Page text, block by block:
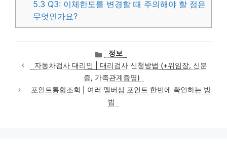
5.3 Q3: 이체한도를 변경할 때 주의해야 할 점은
무엇인가요?
카
테
고
리
정보
자동차검사 대리인 | 대리검사 신청방법 (+위임장, 신분
증, 가족관계증명)
포인트통합조회 | 여러 멤버십 포인트 한번에 확인하는 방
법